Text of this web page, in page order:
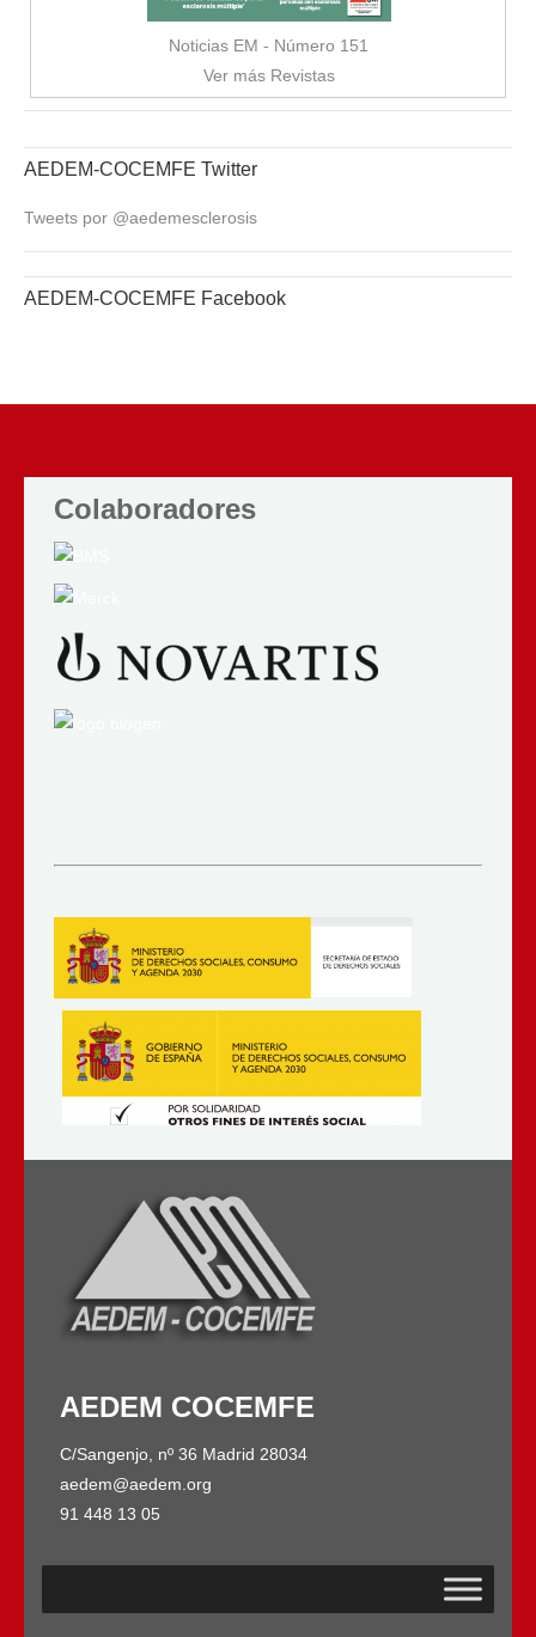
Noticias EM - Número 151
Ver más Revistas
AEDEM-COCEMFE Twitter
Tweets por @aedemesclerosis
AEDEM-COCEMFE Facebook
Colaboradores
AEDEM COCEMFE
C/Sangenjo, nº 36 Madrid 28034
aedem@aedem.org
91 448 13 05